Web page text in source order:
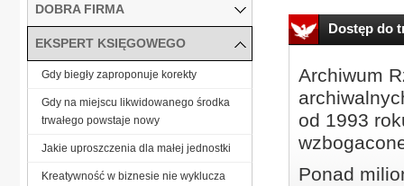
Dostęp do
Archiwum
od 1993
Ponad
DOBRA FIRMA
EKSPERT KSIĘGOWEGO
Gdy biegły zaproponuje korekty
Gdy na miejscu likwidowanego środka
trwałego powstaje nowy
Jakie uproszczenia dla małej jednostki
Kreatywność w biznesie nie wyklucza